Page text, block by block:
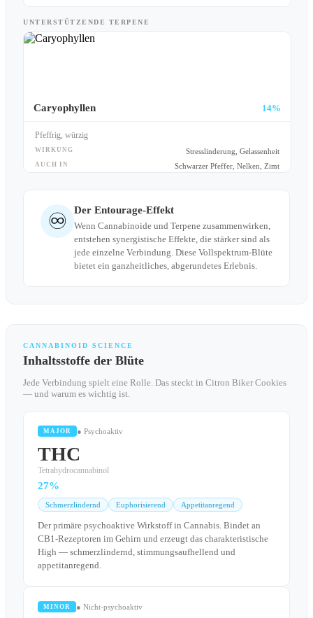
UNTERSTÜTZENDE TERPENE
Caryophyllen 14%
Pfeffrig, würzig
WIRKUNG Stresslinderung, Gelassenheit
AUCH IN Schwarzer Pfeffer, Nelken, Zimt
♾ Der Entourage-Effekt
Wenn Cannabinoide und Terpene zusammenwirken,
entstehen synergistische Effekte, die stärker sind als
jede einzelne Verbindung. Diese Vollspektrum-Blüte
bietet ein ganzheitliches, abgerundetes Erlebnis.
CANNABINOID SCIENCE
Inhaltsstoffe der Blüte
Jede Verbindung spielt eine Rolle. Das steckt in Citron Biker Cookies
— und warum es wichtig ist.
MAJOR ● Psychoaktiv
THC
Tetrahydrocannabinol
27%
Schmerzlindernd Euphorisierend Appetitanregend
Der primäre psychoaktive Wirkstoff in Cannabis. Bindet an
CB1-Rezeptoren im Gehirn und erzeugt das charakteristische
High — schmerzlindernd, stimmungsaufhellend und
appetitanregend.
MINOR ● Nicht-psychoaktiv